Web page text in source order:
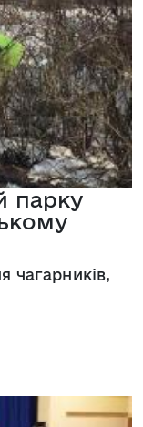
парку
чагарників,